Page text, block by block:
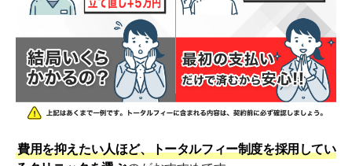
費用を抑えたい人ほど、トータルフィー制度を採用してい